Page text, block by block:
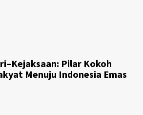
Pilar Kokoh
Menuju Indonesia Emas